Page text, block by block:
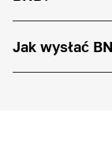
Jak wysłać